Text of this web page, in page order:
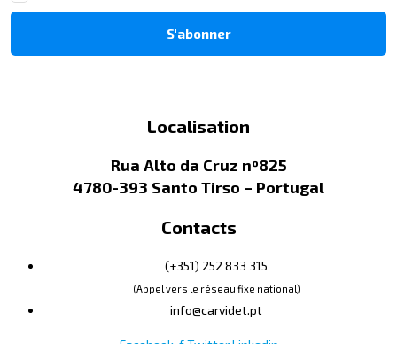
Localisation
Rua Alto da Cruz nº825
4780-393 Santo Tirso – Portugal
Contacts
(+351) 252 833 315
(Appel vers le réseau fixe national)
info@carvidet.pt